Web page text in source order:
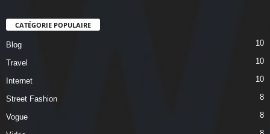
CATÉGORIE POPULAIRE
Blog 10
Travel 10
Internet 10
Street Fashion 8
Vogue 8